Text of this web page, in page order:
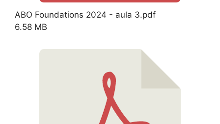
ABO Foundations 2024 - aula 3.pdf
6.58 MB